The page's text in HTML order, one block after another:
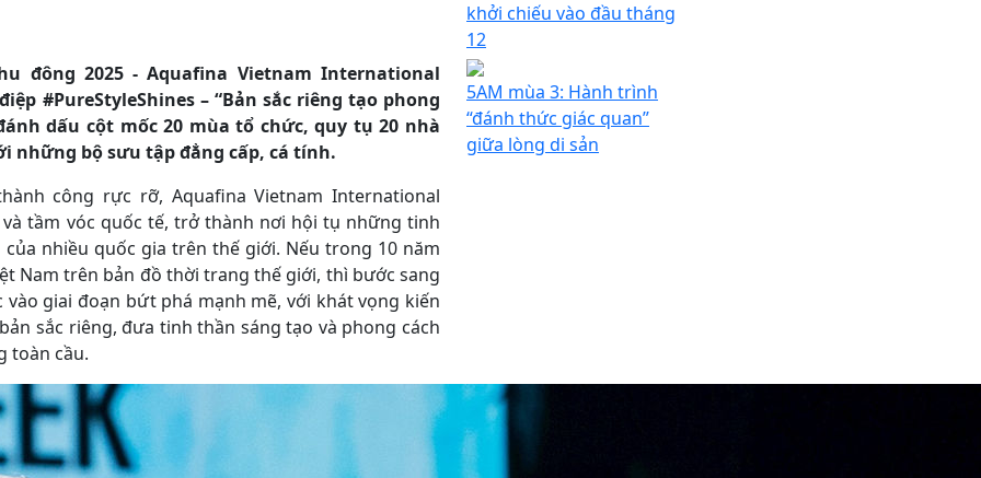
đông 2025 - Aquafina Vietnam International
#PureStyleShines – “Bản sắc riêng tạo phong
dấu cột mốc 20 mùa tổ chức, quy tụ 20 nhà
những bộ sưu tập đẳng cấp, cá tính.
công rực rỡ, Aquafina Vietnam International
và tầm vóc quốc tế, trở thành nơi hội tụ những tinh
nhiều quốc gia trên thế giới. Nếu trong 10 năm
Nam trên bản đồ thời trang thế giới, thì bước sang
giai đoạn bứt phá mạnh mẽ, với khát vọng kiến
sắc riêng, đưa tinh thần sáng tạo và phong cách
toàn cầu.
khởi chiếu vào đầu tháng
12
5AM mùa 3: Hành trình
“đánh thức giác quan”
giữa lòng di sản